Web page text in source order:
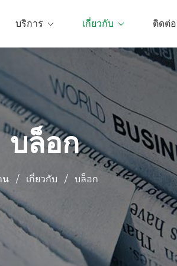
บริการ เกี่ยวกับ ติดต่อ
บล็อก
น / เกี่ยวกับ / บล็อก